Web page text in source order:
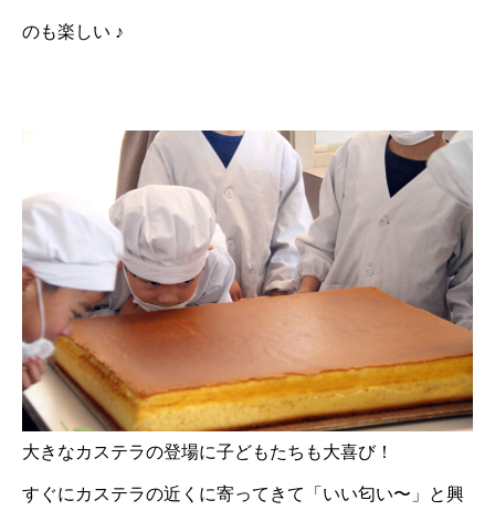
のも楽しい ♪
大きなカステラの登場に子どもたちも大喜び！
すぐにカステラの近くに寄ってきて「いい匂い〜」と興